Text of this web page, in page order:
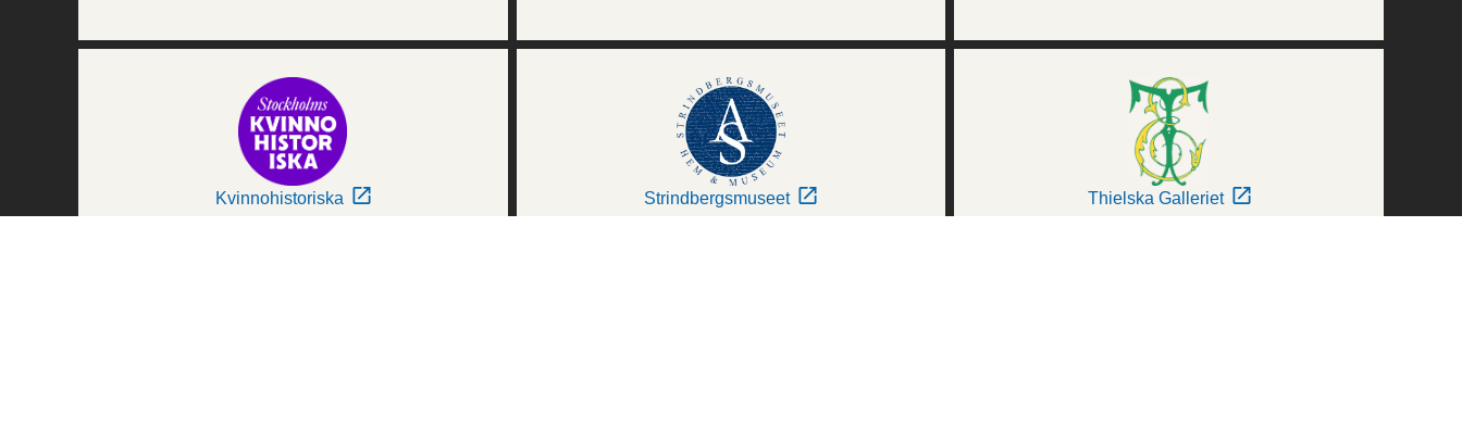
Kvinnohistoriska Strindbergsmuseet Thielska Galleriet